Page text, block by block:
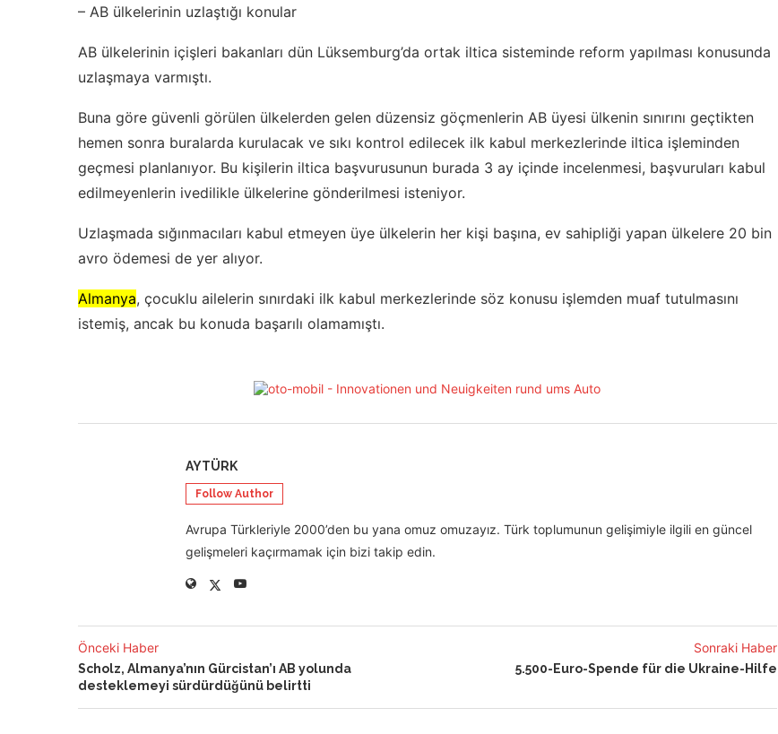
– AB ülkelerinin uzlaştığı konular
AB ülkelerinin içişleri bakanları dün Lüksemburg’da ortak iltica sisteminde reform yapılması konusunda
uzlaşmaya varmıştı.
Buna göre güvenli görülen ülkelerden gelen düzensiz göçmenlerin AB üyesi ülkenin sınırını geçtikten
hemen sonra buralarda kurulacak ve sıkı kontrol edilecek ilk kabul merkezlerinde iltica işleminden
geçmesi planlanıyor. Bu kişilerin iltica başvurusunun burada 3 ay içinde incelenmesi, başvuruları kabul
edilmeyenlerin ivedilikle ülkelerine gönderilmesi isteniyor.
Uzlaşmada sığınmacıları kabul etmeyen üye ülkelerin her kişi başına, ev sahipliği yapan ülkelere 20 bin
avro ödemesi de yer alıyor.
Almanya, çocuklu ailelerin sınırdaki ilk kabul merkezlerinde söz konusu işlemden muaf tutulmasını
istemiş, ancak bu konuda başarılı olamamıştı.
AYTÜRK
Follow Author
Avrupa Türkleriyle 2000’den bu yana omuz omuzayız. Türk toplumunun gelişimiyle ilgili en güncel
gelişmeleri kaçırmamak için bizi takip edin.
Önceki Haber
Scholz, Almanya’nın Gürcistan’ı AB yolunda
desteklemeyi sürdürdüğünü belirtti
Sonraki Haber
5.500-Euro-Spende für die Ukraine-Hilfe